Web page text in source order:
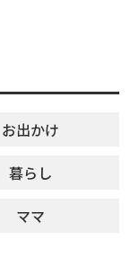
お出かけ
暮らし
ママ